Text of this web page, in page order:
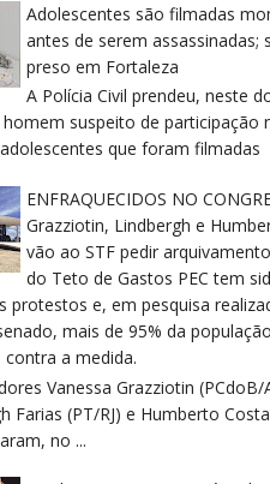
Adolescentes são filmadas
antes de serem assassinadas;
preso em Fortaleza
A Polícia Civil prendeu, neste
homem suspeito de participação
que foram filmadas
ENFRAQUECIDOS NO
Grazziotin, Lindbergh e
vão ao STF pedir
do Teto de Gastos PEC tem
protestos e, em pesquisa
mais de 95% da
a medida.
Vanessa Grazziotin (PCdoB/
Farias (PT/RJ) e Humberto
no ...